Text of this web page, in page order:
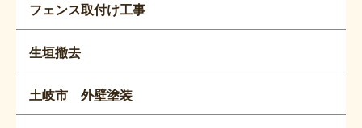
フェンス取付け工事
生垣撤去
土岐市 外壁塗装